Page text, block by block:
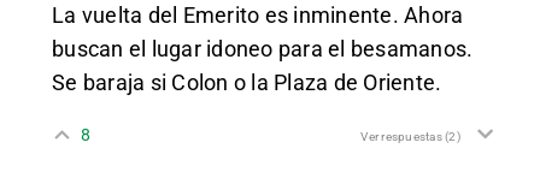
La vuelta del Emerito es inminente. Ahora
buscan el lugar idoneo para el besamanos.
Se baraja si Colon o la Plaza de Oriente.
8 Ver respuestas(2)